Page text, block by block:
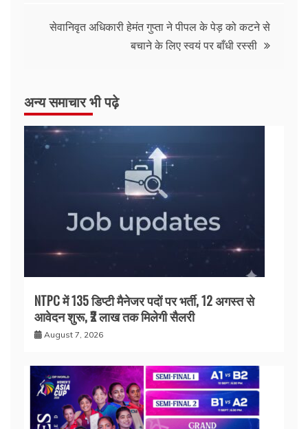
सेवानिवृत अधिकारी हेमंत गुप्ता ने पीपल के पेड़ को कटने से
बचाने के लिए स्वयं पर बाँधी रस्सी
अन्य समाचार भी पढ़े
NTPC में 135 डिप्टी मैनेजर पदों पर भर्ती, 12 अगस्त से
आवेदन शुरू, ₹2 लाख तक मिलेगी सैलरी
August 7, 2026